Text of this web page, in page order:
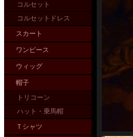
コルセット
コルセットドレス
スカート
ワンピース
ウィッグ
帽子
トリコーン
ハット・乗馬帽
Ｔシャツ